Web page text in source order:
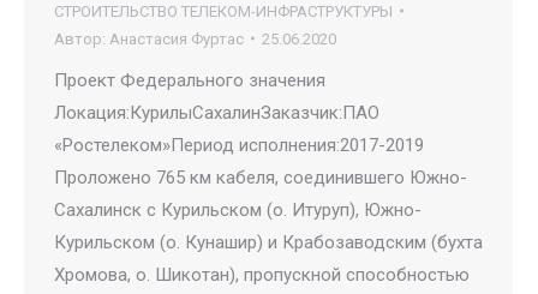
СТРОИТЕЛЬСТВО ТЕЛЕКОМ-ИНФРАСТРУКТУРЫ
Автор: Анастасия Фуртас 25.06.2020
Проект Федерального значения
Локация:КурилыСахалинЗаказчик:ПАО
«Ростелеком»Период исполнения:2017-2019
Проложено 765 км кабеля, соединившего Южно-
Сахалинск с Курильском (о. Итуруп), Южно-
Курильском (о. Кунашир) и Крабозаводским (бухта
Хромова, о. Шикотан), пропускной способностью